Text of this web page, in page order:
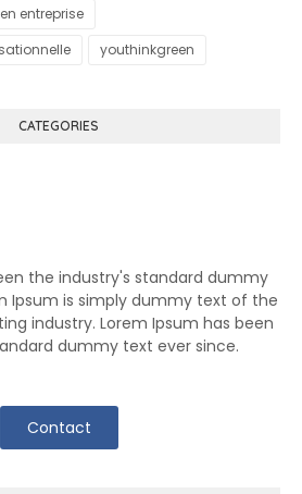
entreprise
youthinkgreen
CATEGORIES
the industry's standard dummy
Ipsum is simply dummy text of the
industry. Lorem Ipsum has been
dummy text ever since.
Contact